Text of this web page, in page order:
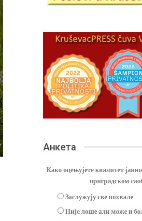
Анкета
Како оцењујете квалитет
приградском
Заслужују све похвале
Није лоше али може и